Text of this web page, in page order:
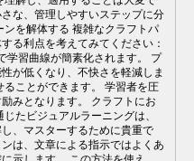
な、管理しやすいステップに分
を解体する 複雑なクラフトパ
る利点を考えてみてください：
学習曲線が簡素化されます。 プ
が低くなり、不快さを軽減しま
ことができます。 学習者を圧
みとなります。 クラフトにお
たビジュアルラーニングは、
、マスターするために貴重で
は、文章による指示ではよくあ
示します。 この方法を使え